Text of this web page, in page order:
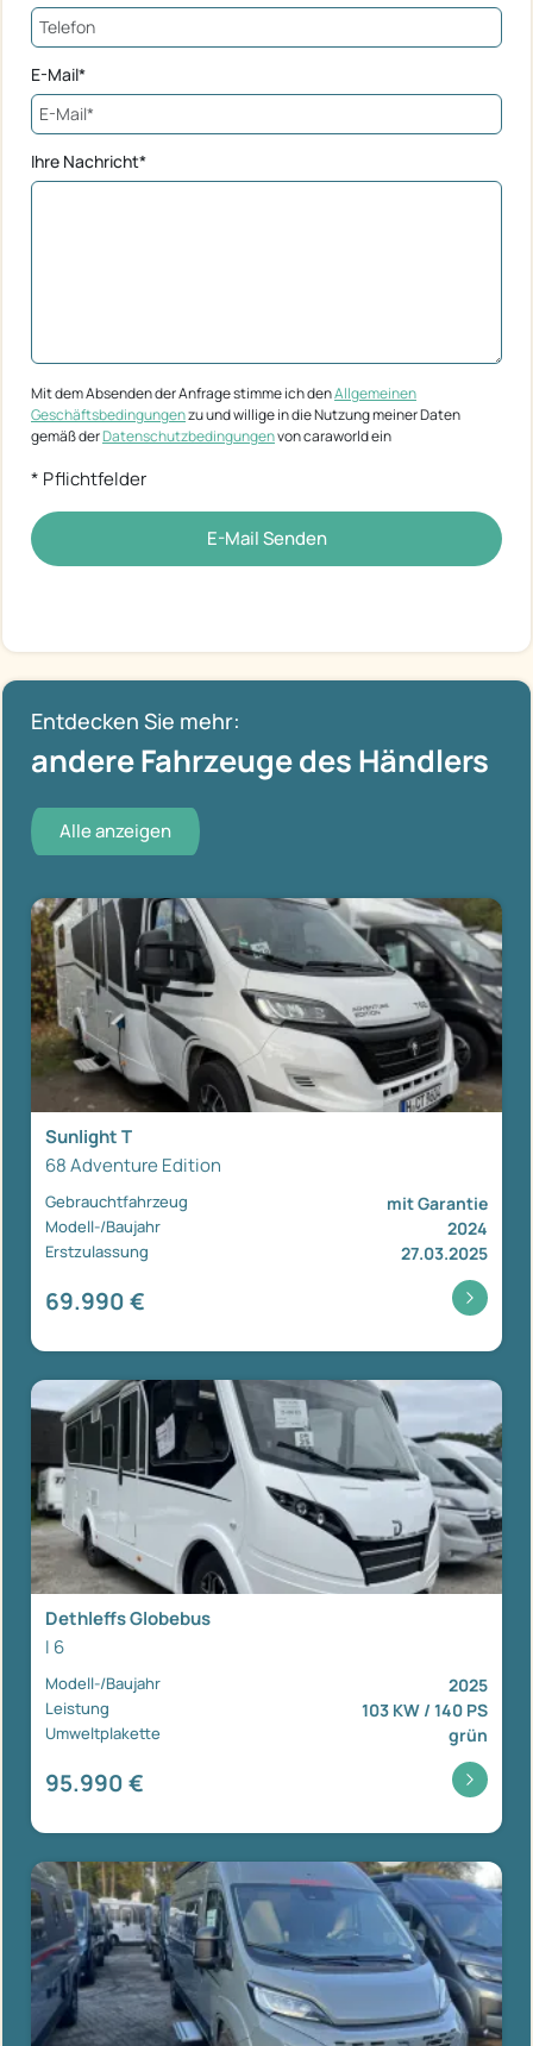
E-Mail*
Ihre Nachricht*
Mit dem Absenden der Anfrage stimme ich denAllgemeinen
Geschäftsbedingungenzu und willige in die Nutzung meiner Daten
gemäß derDatenschutzbedingungenvon caraworld ein
* Pflichtfelder
E-Mail Senden
Entdecken Sie mehr:
andere Fahrzeuge des Händlers
Alle anzeigen
Sunlight T
68 Adventure Edition
Gebrauchtfahrzeug mit Garantie
Modell-/Baujahr 2024
Erstzulassung 27.03.2025
69.990 €
Dethleffs Globebus
I 6
Modell-/Baujahr 2025
Leistung 103 KW / 140 PS
Umweltplakette grün
95.990 €